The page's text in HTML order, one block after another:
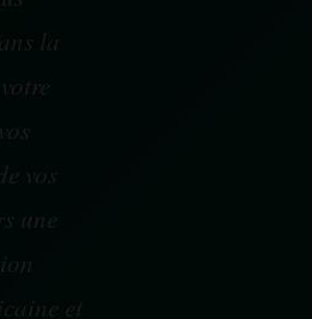
la
vos
une
et